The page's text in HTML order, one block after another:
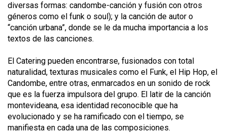
diversas formas: candombe-canción y fusión con otros
géneros como el funk o soul); y la canción de autor o
“canción urbana”, donde se le da mucha importancia a los
textos de las canciones.
El Catering pueden encontrarse, fusionados con total
naturalidad, texturas musicales como el Funk, el Hip Hop, el
Candombe, entre otras, enmarcados en un sonido de rock
que es la fuerza impulsora del grupo. El latir de la canción
montevideana, esa identidad reconocible que ha
evolucionado y se ha ramificado con el tiempo, se
manifiesta en cada una de las composiciones.